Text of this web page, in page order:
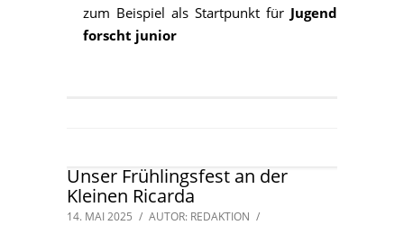
zum Beispiel als Startpunkt für Jugend
forscht junior
Unser Frühlingsfest an der
Kleinen Ricarda
14. MAI 2025 / AUTOR: REDAKTION /